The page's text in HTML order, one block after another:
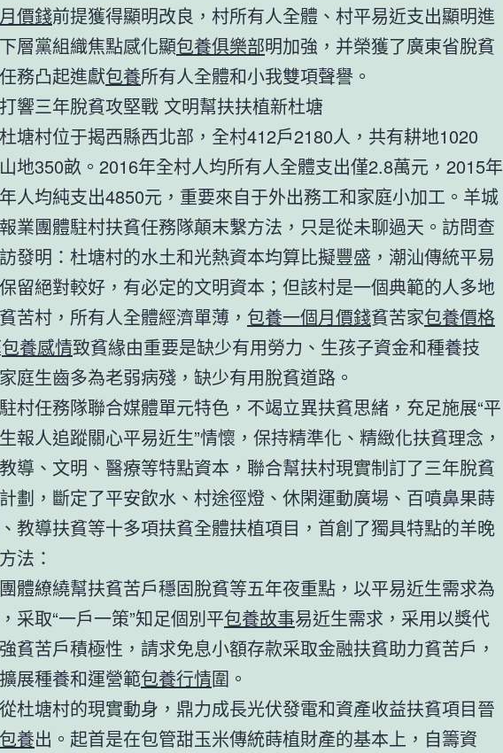
價錢前提獲得顯明改良，村所有人全體、村平易近支出顯明進
層黨組織焦點感化顯包養俱樂部明加強，并榮獲了廣東省脫貧
務凸起進獻包養所有人全體和小我雙項聲譽。
三年脫貧攻堅戰 文明幫扶扶植新杜塘
村位于揭西縣西北部，全村412戶2180人，共有耕地1020
地350畝。2016年全村人均所有人全體支出僅2.8萬元，2015年
人均純支出4850元，重要來自于外出務工和家庭小加工。羊城
業團體駐村扶貧任務隊顛末繫方法，只是從未聊過天。訪問查
發明：杜塘村的水土和光熱資本均算比擬豐盛，潮汕傳統平易
留絕對較好，有必定的文明資本；但該村是一個典範的人多地
苦村，所有人全體經濟單薄， 包養一個月價錢貧苦家包養價格
包養感情致貧緣由重要是缺少有用勞力、生孩子資金和種養技
庭生齒多為老弱病殘，缺少有用脫貧道路。
任務隊聯合媒體單元特色，不竭立異扶貧思緒，充足施展“平
報人追蹤關心平易近生”情懷，保持精準化、精緻化扶貧理念，
導、文明、醫療等特點資本，聯合幫扶村現實制訂了三年脫貧
劃，斷定了平安飲水、村途徑燈、休閑運動廣場、百噴鼻果蒔
教導扶貧等十多項扶貧全體扶植項目，首創了獨具特點的羊晚
法：
繚繞幫扶貧苦戶穩固脫貧等五年夜重點，以平易近生需求為
采取“一戶一策”知足個別平包養故事易近生需求，采用以獎代
貧苦戶積極性，請求免息小額存款采取金融扶貧助力貧苦戶，
展種養和運營範包養行情圍。
塘村的現實動身，鼎力成長光伏發電和資產收益扶貧項目晉
包養出。起首是在包管甜玉米傳統蒔植財產的基本上，自籌資